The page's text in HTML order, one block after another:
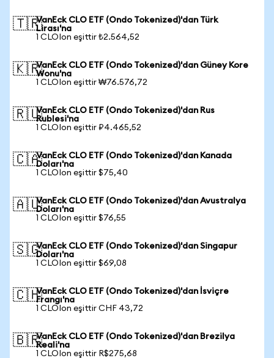
🇹🇷VanEck CLO ETF (Ondo Tokenized)'dan Türk
Lirası'na
1 CLOIon eşittir ₺2.564,52
🇰🇷VanEck CLO ETF (Ondo Tokenized)'dan Güney Kore
Wonu'na
1 CLOIon eşittir ₩76.576,72
🇷🇺VanEck CLO ETF (Ondo Tokenized)'dan Rus
Rublesi'na
1 CLOIon eşittir ₽4.465,52
🇨🇦VanEck CLO ETF (Ondo Tokenized)'dan Kanada
Doları'na
1 CLOIon eşittir $75,40
🇦🇺VanEck CLO ETF (Ondo Tokenized)'dan Avustralya
Doları'na
1 CLOIon eşittir $76,55
🇸🇬VanEck CLO ETF (Ondo Tokenized)'dan Singapur
Doları'na
1 CLOIon eşittir $69,08
🇨🇭VanEck CLO ETF (Ondo Tokenized)'dan İsviçre
Frangı'na
1 CLOIon eşittir CHF 43,72
🇧🇷VanEck CLO ETF (Ondo Tokenized)'dan Brezilya
Reali'na
1 CLOIon eşittir R$275,68